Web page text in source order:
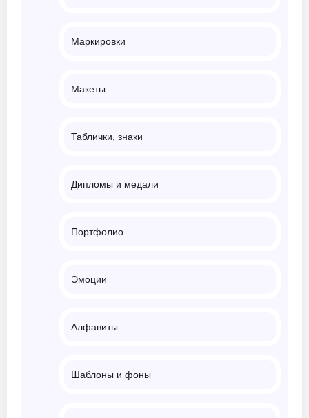
Маркировки
Макеты
Таблички, знаки
Дипломы и медали
Портфолио
Эмоции
Алфавиты
Шаблоны и фоны